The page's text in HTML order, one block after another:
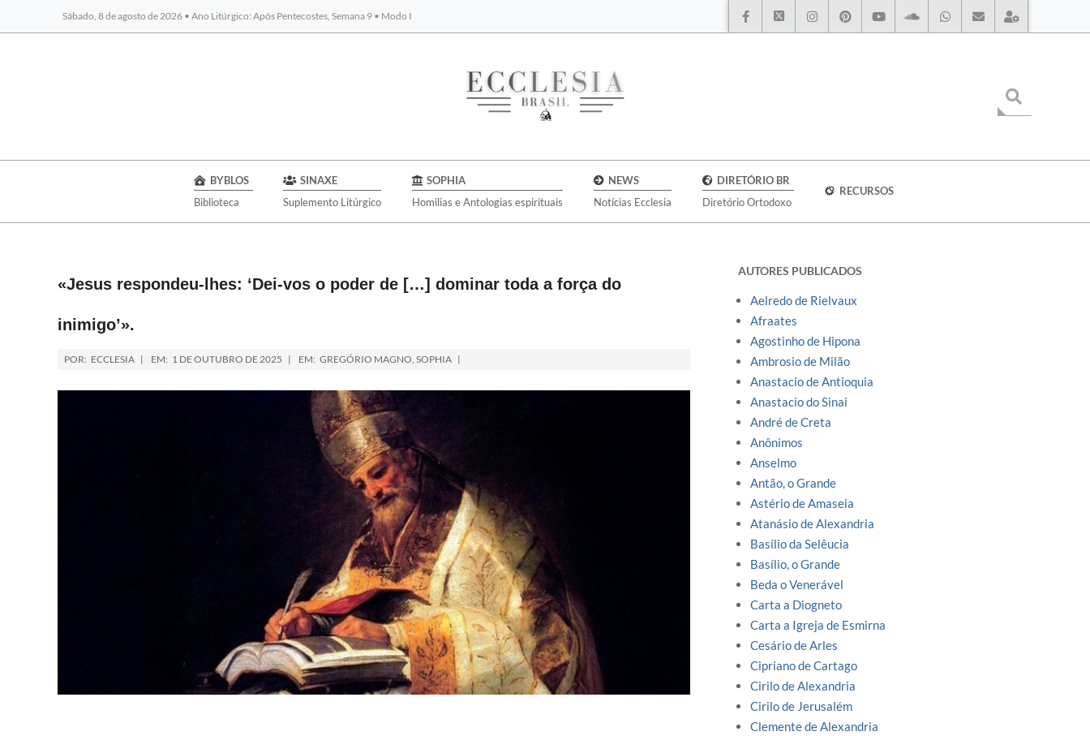
Sábado, 8 de agosto de 2026 • Ano Litúrgico: Após Pentecostes, Semana 9 • Modo I
BYBLOS
BYBLOS
Biblioteca
SINAXE
Suplemento Litúrgico
SOPHIA
Homilias e Antologias espirituais
NEWS
Notícias Ecclesia
DIRETÓRIO BR
Diretório Ortodoxo
RECURSOS
«Jesus respondeu-lhes: ‘Dei-vos o poder de […] dominar toda a força do
inimigo’».
POR: ECCLESIA EM: 1 DE OUTUBRO DE 2025 EM: GREGÓRIO MAGNO, SOPHIA
AUTORES PUBLICADOS
Aelredo de Rielvaux
Afraates
Agostinho de Hipona
Ambrosio de Milão
Anastacio de Antioquia
Anastacio do Sinai
André de Creta
Anônimos
Anselmo
Antão, o Grande
Astério de Amaseia
Atanásio de Alexandria
Basílio da Selêucia
Basílio, o Grande
Beda o Venerável
Carta a Diogneto
Carta a Igreja de Esmirna
Cesário de Arles
Cipriano de Cartago
Cirilo de Alexandria
Cirilo de Jerusalém
Clemente de Alexandria